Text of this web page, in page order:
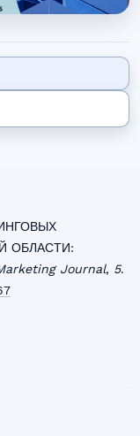
ОБЛАСТИ:
Journal, 5.